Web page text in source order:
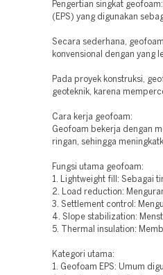
Pengertian singkat
(EPS) yang digunakan
Secara sederhana,
konvensional dengan yang
Pada proyek konstruksi,
geoteknik, karena
Cara kerja geofoam:
Geofoam bekerja dengan
ringan, sehingga
Fungsi utama geofoam:
1. Lightweight fill: Sebagai
2. Load reduction:
3. Settlement control:
4. Slope stabilization:
5. Thermal insulation:
Kategori utama:
1. Geofoam EPS: Umum